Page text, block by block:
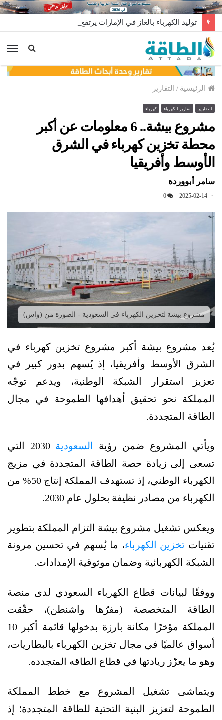
توليد الكهرباء بالغاز في الإمارات يرتفع للعام الثاني
الرئيسية / التقارير
التقارير تقارير الكهرباء كهرباء
مشروع بيشة.. 6 معلومات عن أكبر
محطة تخزين كهرباء في الشرق
الأوسط وأفريقيا
سامر أبووردة
2025-02-14
0
مشروع بيشة لتخزين الكهرباء في السعودية - الصورة من (واس)
يُعد مشروع بيشة أكبر مشروع تخزين كهرباء في
الشرق الأوسط وأفريقيا، إذ يُسهم بدور كبير في
تعزيز استقرار الشبكة الوطنية، ويدعم توجّه
المملكة نحو تحقيق أهدافها الطموحة في مجال
الطاقة المتجددة.
ويأتي المشروع ضمن رؤية السعودية
2030 التي
تسعى إلى زيادة حصة الطاقة المتجددة في مزيج
الكهرباء الوطني، إذ تستهدف المملكة إنتاج 50% من
الكهرباء من مصادر نظيفة بحلول عام 2030.
ويعكس تشغيل مشروع بيشة التزام المملكة بتطوير
تقنيات تخزين الكهرباء، ما يُسهم في تحسين مرونة
الشبكة الكهربائية وضمان موثوقية الإمدادات.
ووفقًا لبيانات قطاع الكهرباء السعودي لدى منصة
الطاقة المتخصصة (مقرّها واشنطن)، حقّقت
المملكة مؤخرًا مكانة بارزة بدخولها قائمة أكبر 10
أسواق عالميًا في مجال تخزين الكهرباء بالبطاريات،
وهو ما يعزّز ريادتها في قطاع الطاقة المتجددة.
ويتماشى تشغيل المشروع مع خطط المملكة
الطموحة لتعزيز البنية التحتية للطاقة المتجددة؛ إذ